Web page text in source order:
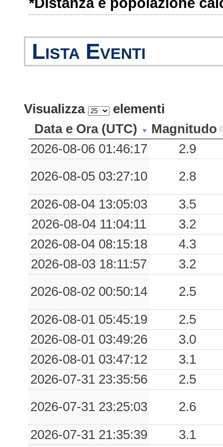
1.44
VNF1
73
0.81
PGMG
0.68
EBO
80
0.51
AVL
56
0.51
BNE
64
0.42
CBHG
90
0.38
ARR
87
0.26
PRZ
62
0.19
MRT
52
0.19
ARI
88
0.19
CBAG
96
0.17
BRLL
86
0.16
CBPH
92
0.15
RCC
53
0.13
FORN
87
0.12
PGN
75
Lista Eventi
Visualizza
elementi
Data e Ora (UTC)
Magnitudo
2026-08-06 01:46:17
2.9
2026-08-05 03:27:10
2.8
2026-08-04 13:05:03
3.5
2026-08-04 11:04:11
3.2
2026-08-04 08:15:18
4.3
2026-08-03 18:11:57
3.2
2026-08-02 00:50:14
2.5
2026-08-01 05:45:19
2.5
2026-08-01 03:49:26
3.0
2026-08-01 03:47:12
3.1
2026-07-31 23:35:56
2.5
2026-07-31 23:25:03
2.6
2026-07-31 21:35:39
3.1